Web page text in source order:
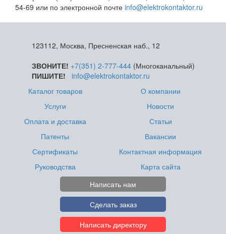
54-69 или по электронной почте info@elektrokontaktor.ru
123112, Москва, Пресненская наб., 12
ЗВОНИТЕ! +7(351) 2-777-444(Многоканальный)
ПИШИТЕ!
info@elektrokontaktor.ru
Каталог товаров
Услуги
Оплата и доставка
Патенты
Сертификаты
Руководства
О компании
Новости
Статьи
Вакансии
Контактная информация
Карта сайта
Написать нам
Сделать заказ
Написать директору